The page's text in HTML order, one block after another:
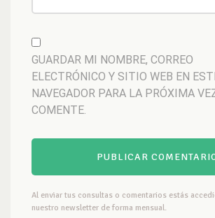
GUARDAR MI NOMBRE, CORREO
ELECTRÓNICO Y SITIO WEB EN
NAVEGADOR PARA LA PRÓXIMA
COMENTE.
Al enviar tus consultas o comentarios estás
nuestro newsletter de forma mensual.